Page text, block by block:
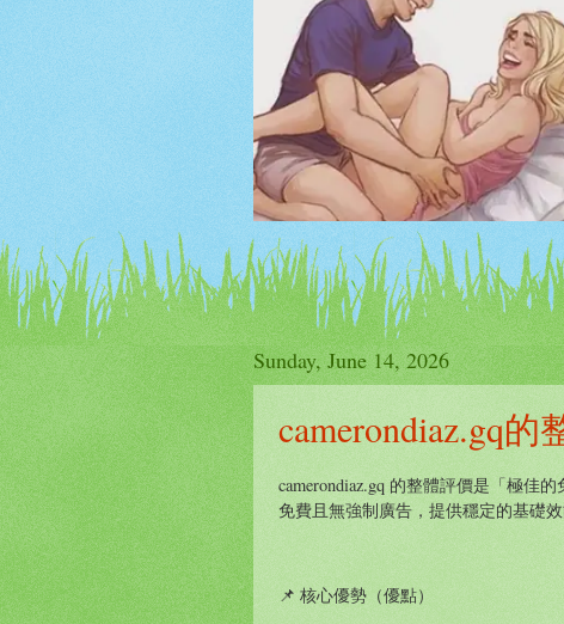
Sunday, June 14, 2026
camerondiaz.gq的
camerondiaz.gq 的整體評價是「極佳
免費且無強制廣告，提供穩定的基礎
📌 核心優勢（優點）